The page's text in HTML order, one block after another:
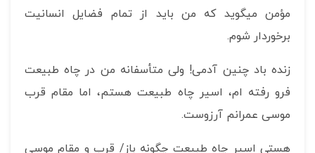
مؤمن می­گوید که من باید از تمام فضایل انسانیت
برخوردار شوم.
زنده باد چنین آدمی! ولی متأسفانه من در چاه طبیعت
فرو رفته ام، اسیر چاه طبیعت هستم، اما مقام قرب
موسی عمرانم آرزوست.
هستی اسیر چاه طبیعت چگونه باز/ قرب و مقام موسی